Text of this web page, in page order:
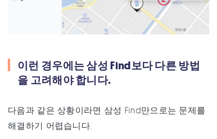
이런 경우에는 삼성 Find보다 다른 방법
을 고려해야 합니다.
다음과 같은 상황이라면 삼성 Find만으로는 문제를
해결하기 어렵습니다.